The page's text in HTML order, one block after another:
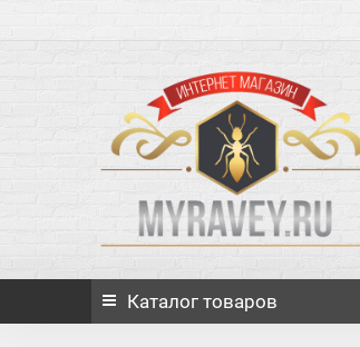
Каталог товаров